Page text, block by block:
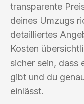
transparente
deines Umzugs
detailliertes
Kosten
sicher sein, dass
gibt und du
einlässt.